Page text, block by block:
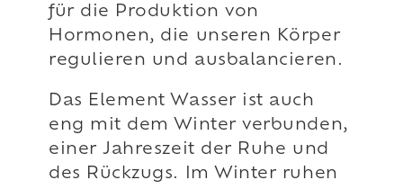
für die Produktion von
Hormonen, die unseren Körper
regulieren und ausbalancieren.
Das Element Wasser ist auch
eng mit dem Winter verbunden,
einer Jahreszeit der Ruhe und
des Rückzugs. Im Winter ruhen